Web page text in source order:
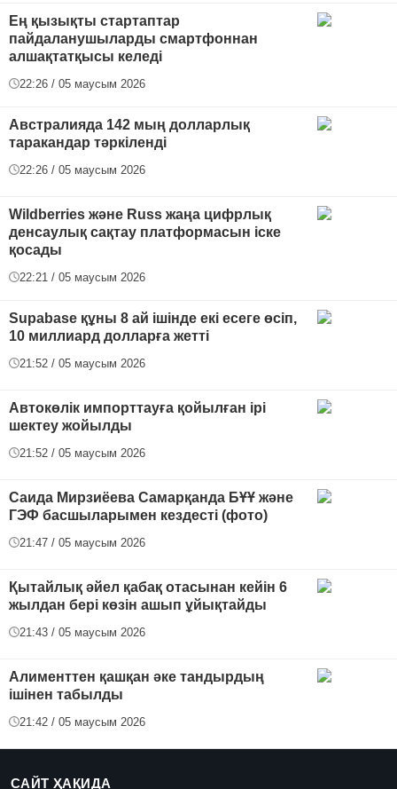
Ең қызықты стартаптар
пайдаланушыларды смартфоннан
алшақтатқысы келеді
22:26 / 05 маусым 2026
Австралияда 142 мың долларлық
таракандар тәркіленді
22:26 / 05 маусым 2026
Wildberries және Russ жаңа цифрлық
денсаулық сақтау платформасын іске
қосады
22:21 / 05 маусым 2026
Supabase құны 8 ай ішінде екі есеге өсіп,
10 миллиард долларға жетті
21:52 / 05 маусым 2026
Автокөлік импорттауға қойылған ірі
шектеу жойылды
21:52 / 05 маусым 2026
Саида Мирзиёева Самарқанда БҰҰ және
ГЭФ басшыларымен кездесті (фото)
21:47 / 05 маусым 2026
Қытайлық әйел қабақ отасынан кейін 6
жылдан бері көзін ашып ұйықтайды
21:43 / 05 маусым 2026
Алименттен қашқан әке тандырдың
ішінен табылды
21:42 / 05 маусым 2026
САЙТ ҲАҚИДА